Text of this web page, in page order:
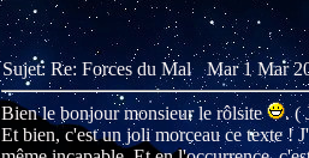
Sujet: Re: Forces du MalMar 1 Mar
Bien le bonjour monsieur le rôlsite
. (
Et bien, c'est un joli morceau ce texte !